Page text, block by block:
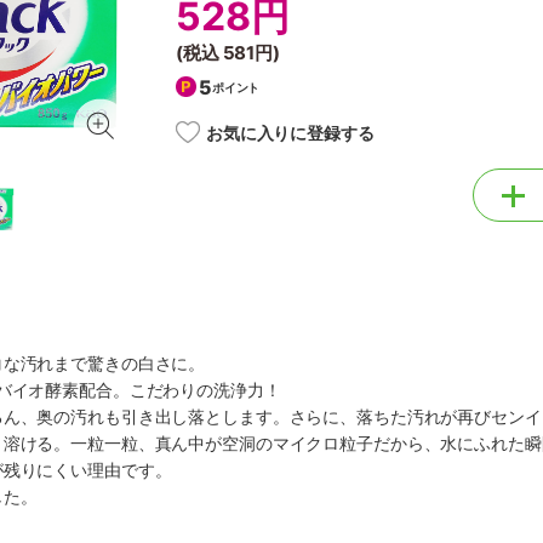
528円
(税込 581円)
5ポイント
お気に入りに登録する
汚れまで驚きの白さに。
イオ酵素配合。こだわりの洗浄力！
、奥の汚れも引き出し落とします。さらに、落ちた汚れが再びセン
ける。一粒一粒、真ん中が空洞のマイクロ粒子だから、水にふれた
りにくい理由です。
。